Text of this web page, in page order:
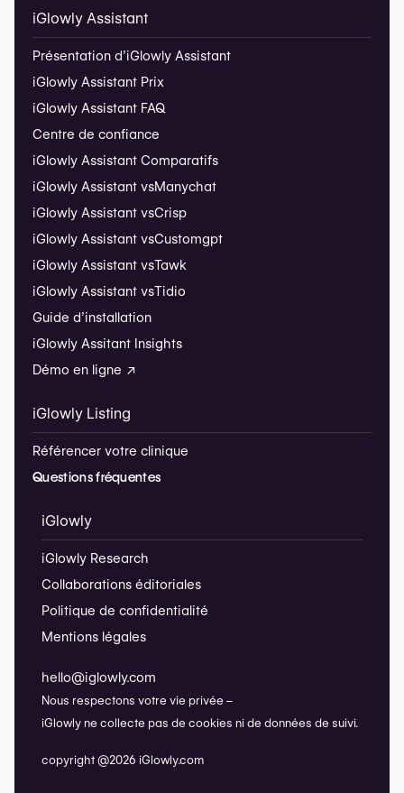
iGlowly Assistant
Présentation d’iGlowly Assistant
iGlowly Assistant Prix
iGlowly Assistant FAQ
Centre de confiance
iGlowly Assistant Comparatifs
iGlowly Assistant vsManychat
iGlowly Assistant vsCrisp
iGlowly Assistant vsCustomgpt
iGlowly Assistant vsTawk
iGlowly Assistant vsTidio
Guide d’installation
iGlowly Assitant Insights
Démo en ligne ↗
iGlowly Listing
Référencer votre clinique
Questions fréquentes
iGlowly
iGlowly Research
Collaborations éditoriales
Politique de confidentialité
Mentions légales
hello@iglowly.com
Nous respectons votre vie privée –
iGlowly ne collecte pas de cookies ni de données de suivi.
copyright @2026 iGlowly.com